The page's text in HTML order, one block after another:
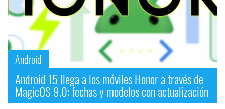
Android
Android 15 llega a los móviles Honor a través de
MagicOS 9.0: fechas y modelos con actualización